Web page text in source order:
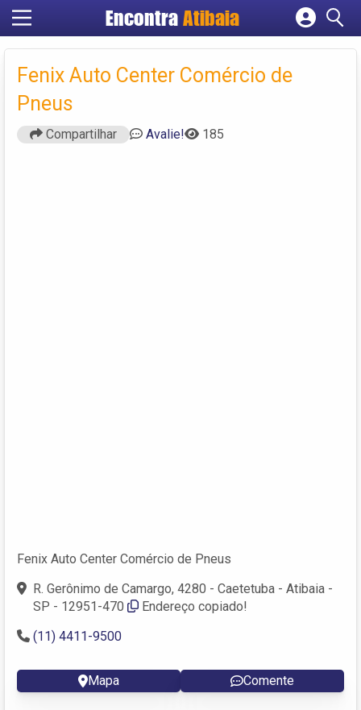
Encontra Atibaia
Cadastrar empresa
Criar conta
Fenix Auto Center Comércio de
Pneus
Compartilhar Avalie! 185
Fenix Auto Center Comércio de Pneus
R. Gerônimo de Camargo, 4280 - Caetetuba - Atibaia -
SP - 12951-470
Endereço copiado!
(11) 4411-9500
Mapa Comente